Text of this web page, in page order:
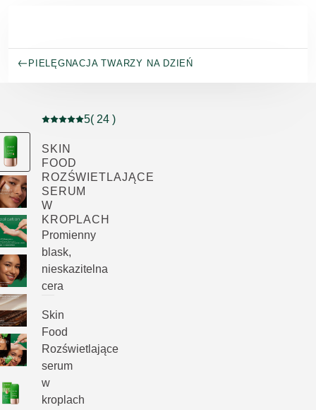
PIELĘGNACJA TWARZY NA DZIEŃ
Current rating: 5 out of 5 stars rated by 24 customers
5( 24 )
SKIN
FOOD
ROZŚWIETLAJĄCE
SERUM
W
KROPLACH
Promienny
blask,
nieskazitelna
cera
Skin
Food
Rozświetlające
serum
w
kroplach